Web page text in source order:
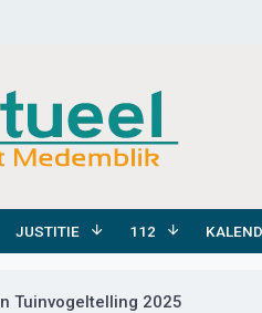
JUSTITIE 112
Tuinvogeltelling 2025